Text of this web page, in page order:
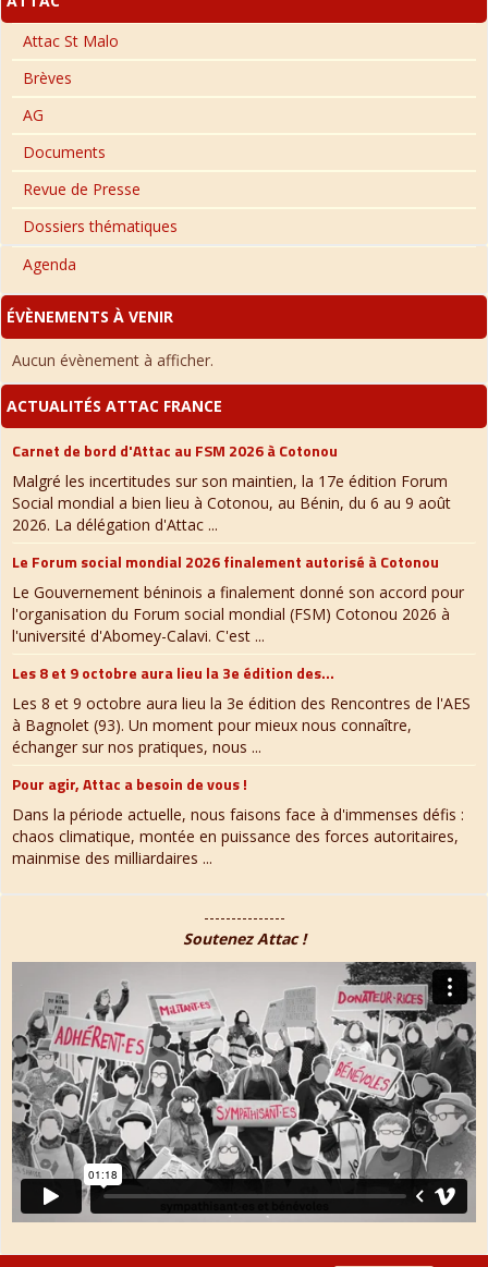
Attac St Malo
Brèves
AG
Documents
Revue de Presse
Dossiers thématiques
Agenda
ÉVÈNEMENTS À VENIR
Aucun évènement à afficher.
ACTUALITÉS ATTAC FRANCE
Carnet de bord d'Attac au FSM 2026 à Cotonou
Malgré les incertitudes sur son maintien, la 17e édition Forum
Social mondial a bien lieu à Cotonou, au Bénin, du 6 au 9 août
2026. La délégation d'Attac ...
Le Forum social mondial 2026 finalement autorisé à Cotonou
Le Gouvernement béninois a finalement donné son accord pour
l'organisation du Forum social mondial (FSM) Cotonou 2026 à
l'université d'Abomey-Calavi. C'est ...
Les 8 et 9 octobre aura lieu la 3e édition des...
Les 8 et 9 octobre aura lieu la 3e édition des Rencontres de l'AES
à Bagnolet (93). Un moment pour mieux nous connaître,
échanger sur nos pratiques, nous ...
Pour agir, Attac a besoin de vous !
Dans la période actuelle, nous faisons face à d'immenses défis :
chaos climatique, montée en puissance des forces autoritaires,
mainmise des milliardaires ...
---------------
Soutenez Attac !